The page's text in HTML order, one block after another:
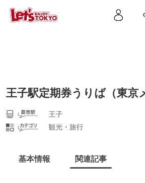
王子駅定期券うりば（東京
王子
観光・旅行
基本情報 関連記事